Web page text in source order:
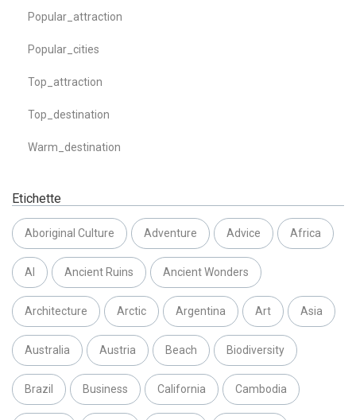
Popular_attraction
Popular_cities
Top_attraction
Top_destination
Warm_destination
Etichette
Aboriginal Culture Adventure Advice Africa
AI Ancient Ruins Ancient Wonders
Architecture Arctic Argentina Art Asia
Australia Austria Beach Biodiversity
Brazil Business California Cambodia